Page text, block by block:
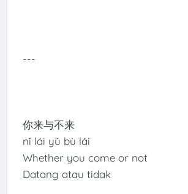
---
你来与不来
nǐ lái yǔ bù lái
Whether you come or not
Datang atau tidak